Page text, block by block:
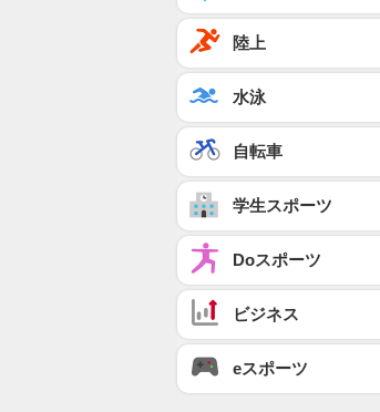
陸上
水泳
自転車
学生スポーツ
Doスポーツ
ビジネス
eスポーツ